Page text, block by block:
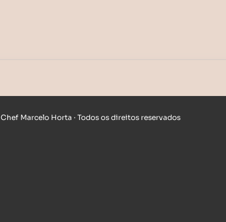
Chef Marcelo Horta · Todos os direitos reservados